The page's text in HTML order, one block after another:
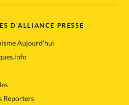
D'ALLIANCE PRESSE
Aujourd'hui
Reporters